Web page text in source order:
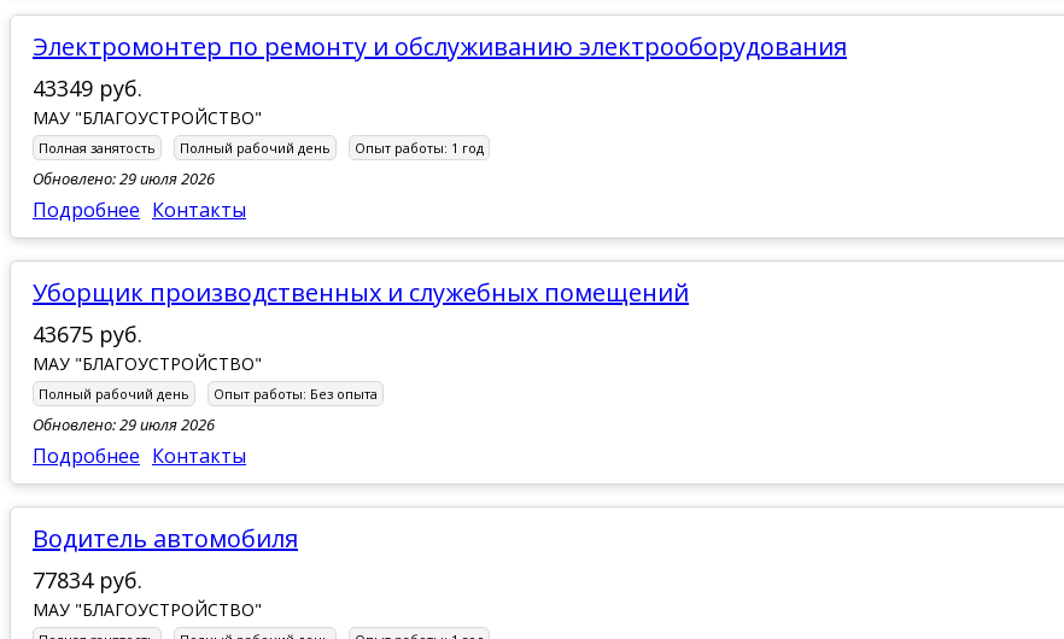
Электромонтер по ремонту и обслуживанию электрооборудования
43349 руб.
МАУ "БЛАГОУСТРОЙСТВО"
Полная занятость Полный рабочий день Опыт работы: 1 год
Обновлено: 29 июля 2026
Подробнее Контакты
Уборщик производственных и служебных помещений
43675 руб.
МАУ "БЛАГОУСТРОЙСТВО"
Полный рабочий день Опыт работы: Без опыта
Обновлено: 29 июля 2026
Подробнее Контакты
Водитель автомобиля
77834 руб.
МАУ "БЛАГОУСТРОЙСТВО"